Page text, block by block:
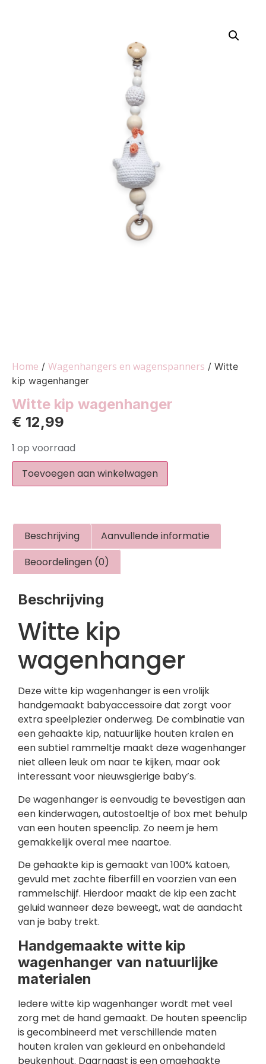
Home / Wagenhangers en wagenspanners / Witte
kip wagenhanger
Witte kip wagenhanger
€ 12,99
1 op voorraad
Toevoegen aan winkelwagen
Beschrijving
Aanvullende informatie
Beoordelingen (0)
Beschrijving
Witte kip
wagenhanger
Deze witte kip wagenhanger is een vrolijk
handgemaakt babyaccessoire dat zorgt voor
extra speelplezier onderweg. De combinatie van
een gehaakte kip, natuurlijke houten kralen en
een subtiel rammeltje maakt deze wagenhanger
niet alleen leuk om naar te kijken, maar ook
interessant voor nieuwsgierige baby’s.
De wagenhanger is eenvoudig te bevestigen aan
een kinderwagen, autostoeltje of box met behulp
van een houten speenclip. Zo neem je hem
gemakkelijk overal mee naartoe.
De gehaakte kip is gemaakt van 100% katoen,
gevuld met zachte fiberfill en voorzien van een
rammelschijf. Hierdoor maakt de kip een zacht
geluid wanneer deze beweegt, wat de aandacht
van je baby trekt.
Handgemaakte witte kip
wagenhanger van natuurlijke
materialen
Iedere witte kip wagenhanger wordt met veel
zorg met de hand gemaakt. De houten speenclip
is gecombineerd met verschillende maten
houten kralen van gekleurd en onbehandeld
beukenhout. Daarnaast is een omgehaakte